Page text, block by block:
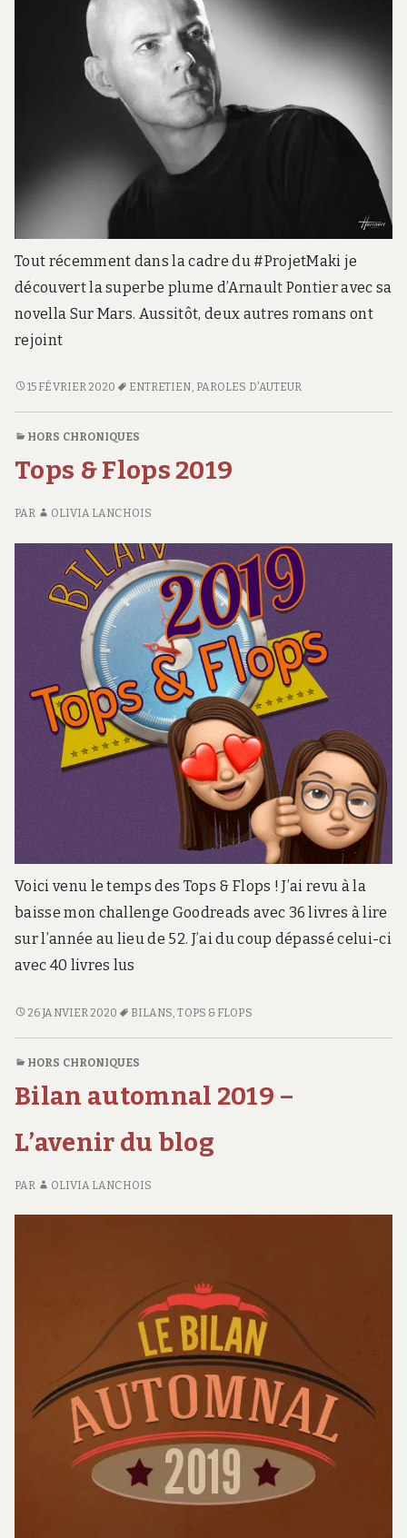
Tout récemment dans la cadre du #ProjetMaki je
découvert la superbe plume d’Arnault Pontier avec sa
novella Sur Mars. Aussitôt, deux autres romans ont
rejoint
ARNAULD
15 FÉVRIER 2020 ENTRETIEN, PAROLES D'AUTEUR
HORS CHRONIQUES
Tops & Flops 2019
PAR OLIVIA LANCHOIS
Voici venu le temps des Tops & Flops ! J’ai revu à la
baisse mon challenge Goodreads avec 36 livres à lire
sur l’année au lieu de 52. J’ai du coup dépassé celui-ci
avec 40 livres lus
TOPS26 JANVIER 2020 BILANS ,TOPS & FLOPS
HORS CHRONIQUES
Bilan automnal 2019 –
L’avenir du blog
PAR OLIVIA LANCHOIS